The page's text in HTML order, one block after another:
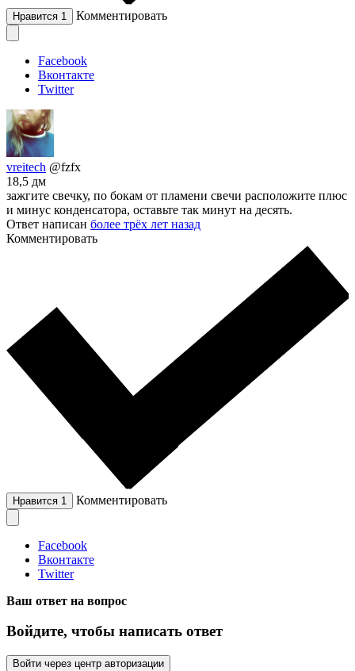
Нравится 1 Комментировать
Facebook
Вконтакте
Twitter
vreitech @fzfx
18,5 дм
зажгите свечку, по бокам от пламени свечи расположите плюс
и минус конденсатора, оставьте так минут на десять.
Ответ написан более трёх лет назад
Комментировать
Нравится 1 Комментировать
Facebook
Вконтакте
Twitter
Ваш ответ на вопрос
Войдите, чтобы написать ответ
Войти через центр авторизации